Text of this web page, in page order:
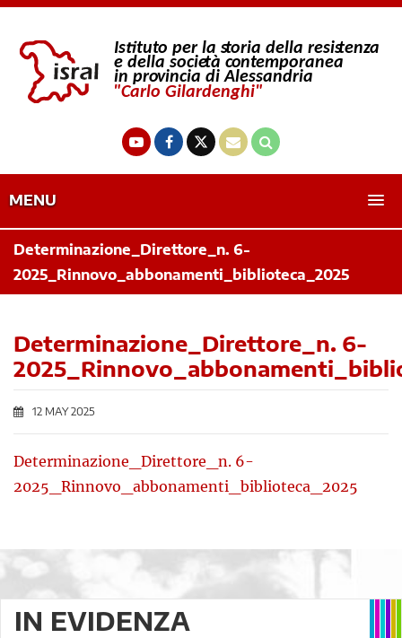
MENU
Determinazione_Direttore_n. 6-
2025_Rinnovo_abbonamenti_biblioteca_2025
Determinazione_Direttore_n. 6-
12 MAY 2025
Determinazione_Direttore_n. 6-
2025_Rinnovo_abbonamenti_biblioteca_2025
IN EVIDENZA